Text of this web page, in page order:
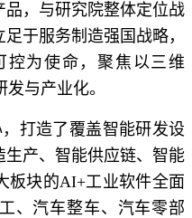
品，与研究院整体定位战
于服务制造强国战略，
控为使命，聚焦以三维
与产业化。
打造了覆盖智能研发设
产、智能供应链、智能
板块的AI+工业软件全面
、汽车整车、汽车零部